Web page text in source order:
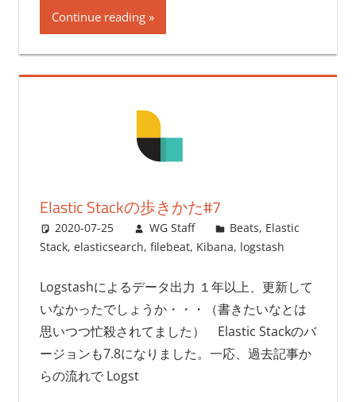
Continue reading
Elastic Stackの歩きかた#7
2020-07-25 WG Staff Beats, Elastic
Stack, elasticsearch, filebeat, Kibana, logstash
Logstashによるデータ出力 １年以上、更新して
いなかったでしょうか・・・（書きたいなとは
思いつつ忙殺されてました） Elastic Stackのバ
ージョンも7.8になりました。一応、過去記事か
らの流れで Logst